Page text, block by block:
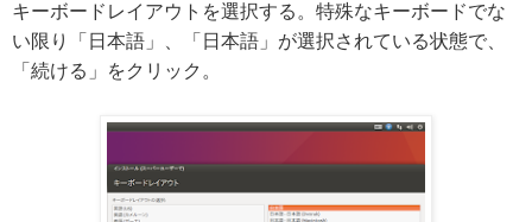
キーボードレイアウトを選択する。特殊なキーボードでな
い限り「日本語」、「日本語」が選択されている状態で、
「続ける」をクリック。